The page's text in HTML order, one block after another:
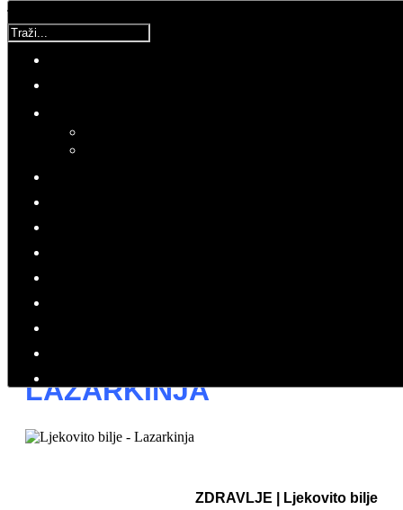
Traži...
Molimo ocijenite
LJEKOVITO BILJE
Regenerator za jetru i slezenu
LAZARKINJA
ZDRAVLJE | Ljekovito bilje